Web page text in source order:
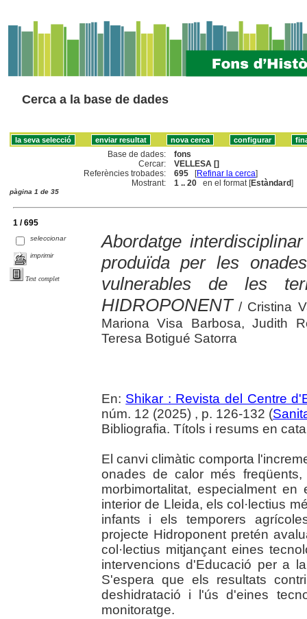
Cerca a la base de dades
Base de dades:
fons
Cercar:
VELLESA []
Referències trobades:
695 [Refinar la cerca]
Mostrant:
1 .. 20 en el format [Estàndard]
pàgina 1 de 35
1 / 695
seleccionar
imprimir
Text complet
Abordatge
produïda per les
vulnerables de les
HIDROPONENT / Cristina
Mariona Visa Barbosa, Judith
Teresa Botigué Satorra
En: Shikar : Revista del Centre
núm. 12 (2025) , p. 126-132 (
Bibliografia. Títols i resums en
El canvi climàtic comporta
onades de calor més
morbimortalitat, especialment
interior de Lleida, els col·lectius
infants i els temporers
projecte Hidroponent pretén
col·lectius mitjançant eines
intervencions d'Educació per a
S'espera que els resultats
deshidratació i l'ús d'eines
monitoratge.